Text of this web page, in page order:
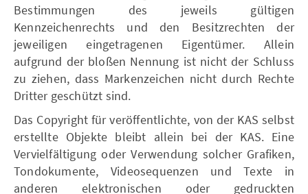
Bestimmungen des jeweils gültigen
Kennzeichenrechts und den Besitzrechten der
jeweiligen eingetragenen Eigentümer. Allein
aufgrund der bloßen Nennung ist nicht der Schluss
zu ziehen, dass Markenzeichen nicht durch Rechte
Dritter geschützt sind.
Das Copyright für veröffentlichte, von der KAS selbst
erstellte Objekte bleibt allein bei der KAS. Eine
Vervielfältigung oder Verwendung solcher Grafiken,
Tondokumente, Videosequenzen und Texte in
anderen elektronischen oder gedruckten